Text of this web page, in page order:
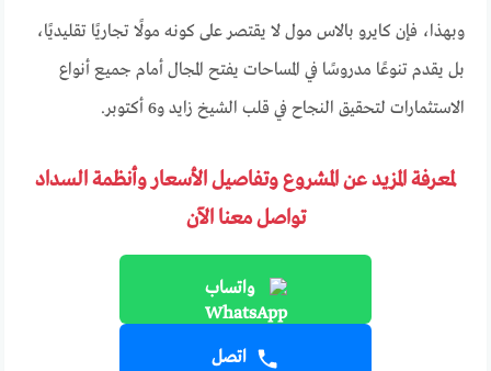
وبهذا، فإن كايرو بالاس مول لا يقتصر على كونه مولًا تجاريًا تقليديًا،
بل يقدم تنوعًا مدروسًا في المساحات يفتح المجال أمام جميع أنواع
الاستثمارات لتحقيق النجاح في قلب الشيخ زايد و6 أكتوبر.
لمعرفة المزيد عن المشروع وتفاصيل الأسعار وأنظمة السداد
تواصل معنا الآن
واتساب
اتصل